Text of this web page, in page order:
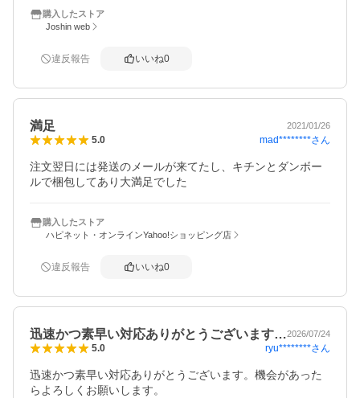
購入したストア
Joshin web
違反報告 いいね0
満足 2021/01/26
5.0 mad********さん
注文翌日には発送のメールが来てたし、キチンとダンボー
ルで梱包してあり大満足でした
購入したストア
ハピネット・オンラインYahoo!ショッピング店
違反報告 いいね0
迅速かつ素早い対応ありがとうございます…2026/07/24
5.0 ryu********さん
迅速かつ素早い対応ありがとうございます。機会があった
らよろしくお願いします。